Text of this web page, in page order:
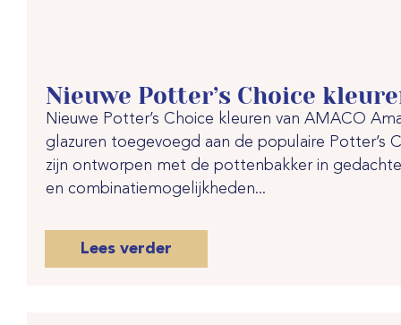
Nieuwe Potter’s Choice
Nieuwe Potter’s Choice kleuren van AMACO
glazuren toegevoegd aan de populaire Potter’s
zijn ontworpen met de pottenbakker in
en combinatiemogelijkheden...
Lees verder